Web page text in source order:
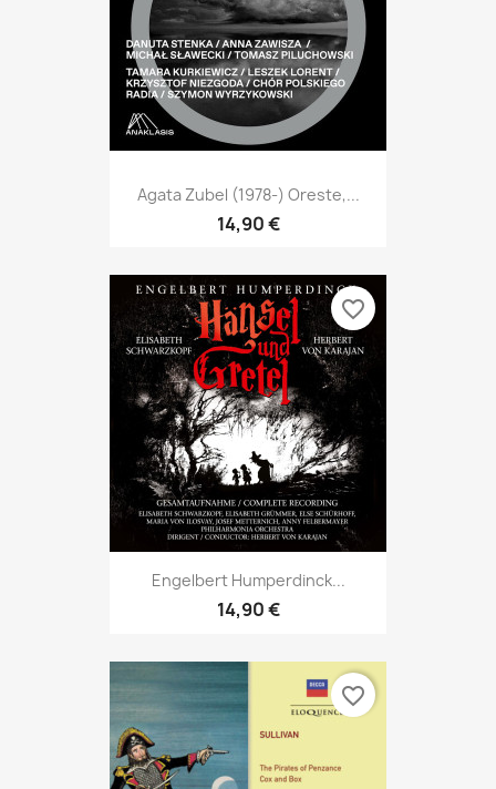
Agata Zubel (1978-) Oreste,...
14,90 €
Engelbert Humperdinck...
14,90 €
favorite_border
favorite_border